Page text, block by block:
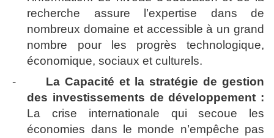
recherche assure l’expertise dans de
nombreux domaine et accessible à un grand
nombre pour les progrès technologique,
économique, sociaux et culturels.
-
La Capacité et la stratégie de gestion
des investissements de développement :
La crise internationale qui secoue les
économies dans le monde n’empêche pas